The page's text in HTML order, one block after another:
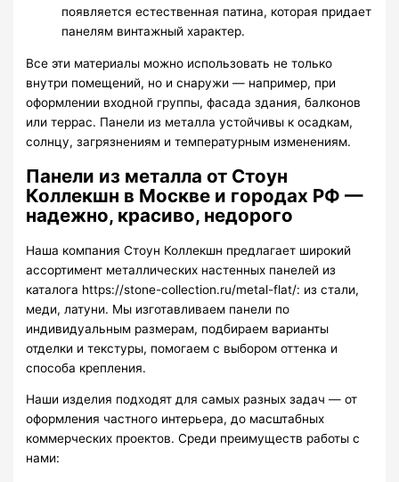
появляется естественная патина, которая придает
панелям винтажный характер.
Все эти материалы можно использовать не только
внутри помещений, но и снаружи — например, при
оформлении входной группы, фасада здания, балконов
или террас. Панели из металла устойчивы к осадкам,
солнцу, загрязнениям и температурным изменениям.
Панели из металла от Стоун
Коллекшн в Москве и городах РФ —
надежно, красиво, недорого
Наша компания Стоун Коллекшн предлагает широкий
ассортимент металлических настенных панелей из
каталога https://stone-collection.ru/metal-flat/: из стали,
меди, латуни. Мы изготавливаем панели по
индивидуальным размерам, подбираем варианты
отделки и текстуры, помогаем с выбором оттенка и
способа крепления.
Наши изделия подходят для самых разных задач — от
оформления частного интерьера, до масштабных
коммерческих проектов. Среди преимуществ работы с
нами: